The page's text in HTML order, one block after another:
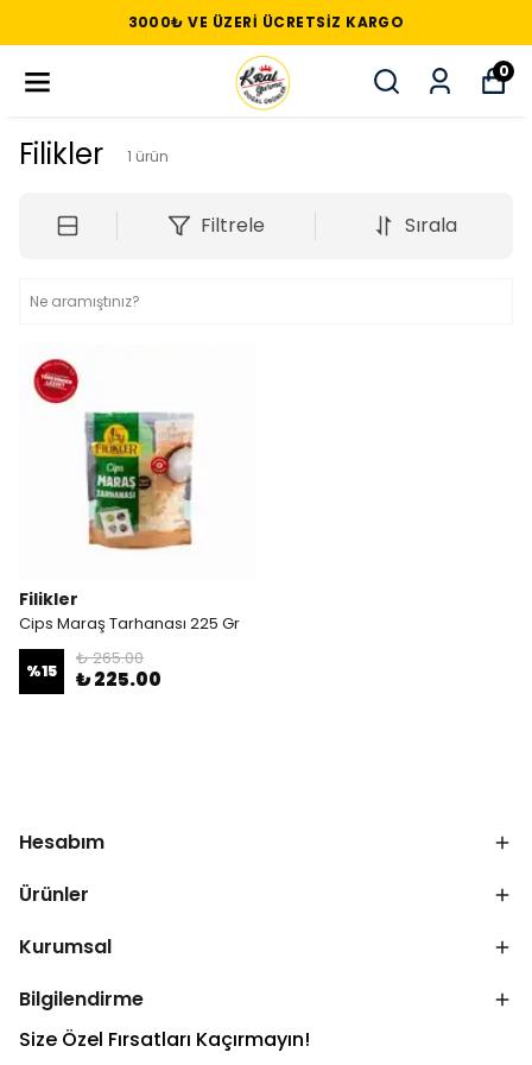
3000₺ VE ÜZERI ÜCRETSIZ KARGO
0
Filikler 1 ürün
Filtrele Sırala
Filikler
Cips Maraş Tarhanası 225 Gr
%15
₺ 265.00
₺ 225.00
Hesabım
Ürünler
Kurumsal
Bilgilendirme
Size Özel Fırsatları Kaçırmayın!